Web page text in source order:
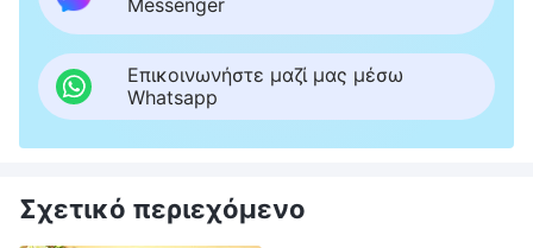
Messenger
Επικοινωνήστε μαζί μας μέσω
Whatsapp
Σχετικό περιεχόμενο